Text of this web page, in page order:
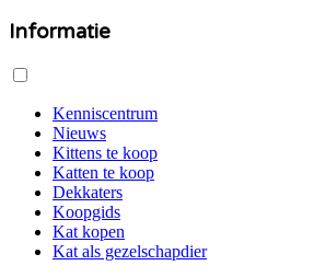
Informatie
Kenniscentrum
Nieuws
Kittens te koop
Katten te koop
Dekkaters
Koopgids
Kat kopen
Kat als gezelschapdier